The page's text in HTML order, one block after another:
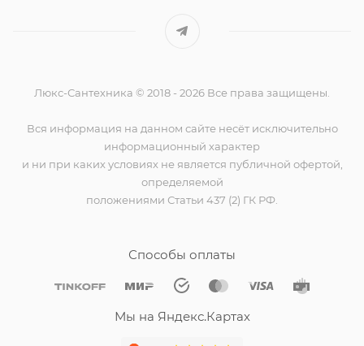
Люкс-Сантехника © 2018 - 2026 Все права защищены.
Вся информация на данном сайте несёт исключительно
информационный характер
и ни при каких условиях не является публичной офертой,
определяемой
положениями Статьи 437 (2) ГК РФ.
Способы оплаты
Мы на Яндекс.Картах